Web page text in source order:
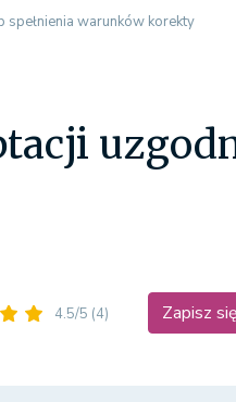
spełnienia warunków korekty
4.5/5 (4) Zapisz